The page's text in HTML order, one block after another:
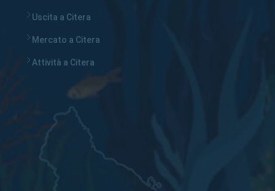
Uscita a Citera
Mercato a Citera
Attività a Citera